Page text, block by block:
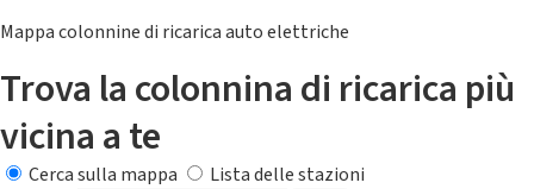
Mappa colonnine di ricarica auto elettriche
Trova la colonnina di ricarica più
vicina a te
Cerca sulla mappa
Lista delle stazioni